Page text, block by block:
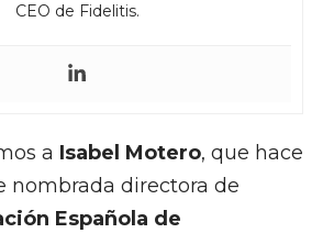
CEO de Fidelitis.
a Isabel Motero, que hace
nombrada directora de
Española de